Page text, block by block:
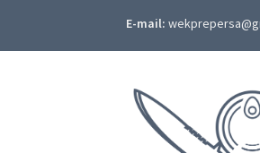
E-mail:
Przejdź
nawigacji
Przejdź